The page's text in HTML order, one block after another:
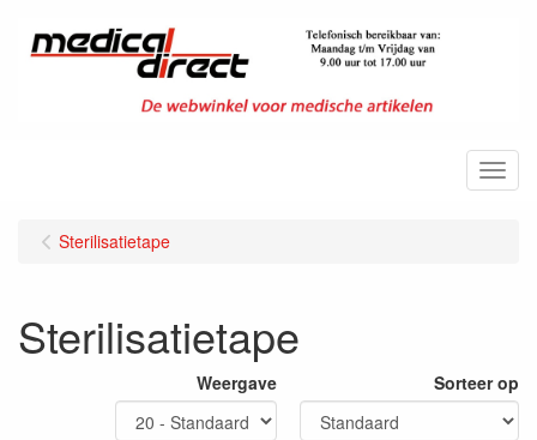
Menu
Sterilisatietape
Sterilisatietape
Weergave Sorteer op